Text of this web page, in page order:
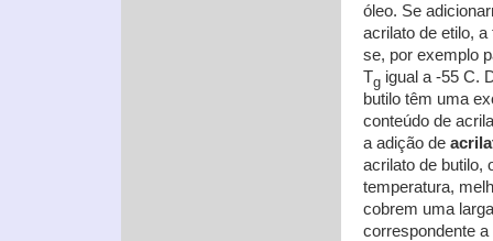
óleo. Se
acrilato de etilo,
se, por exemplo
Tg igual a -55 C.
butilo têm uma
conteúdo de
a adição de
acrilato de butilo,
temperatura,
cobrem uma
correspondente